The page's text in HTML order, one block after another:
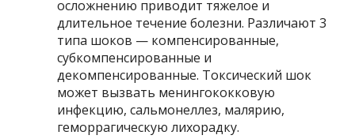
осложнению приводит тяжелое и
длительное течение болезни. Различают 3
типа шоков — компенсированные,
субкомпенсированные и
декомпенсированные. Токсический шок
может вызвать менингококковую
инфекцию, сальмонеллез, малярию,
геморрагическую лихорадку.